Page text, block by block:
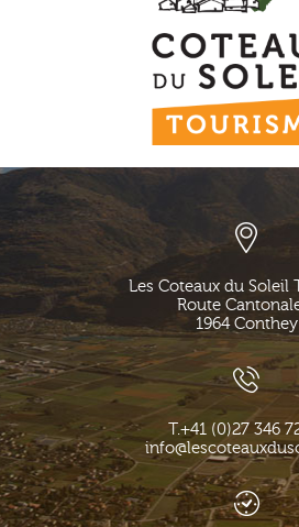
Les Coteaux du Soleil
Route
1964 Conthey
T.+41 (0)27 346